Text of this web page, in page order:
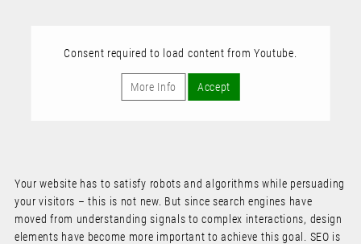
Consent required to load content from Youtube.
More Info Accept
Your website has to satisfy robots and algorithms while persuading
your visitors – this is not new. But since search engines have
moved from understanding signals to complex interactions, design
elements have become more important to achieve this goal. SEO is